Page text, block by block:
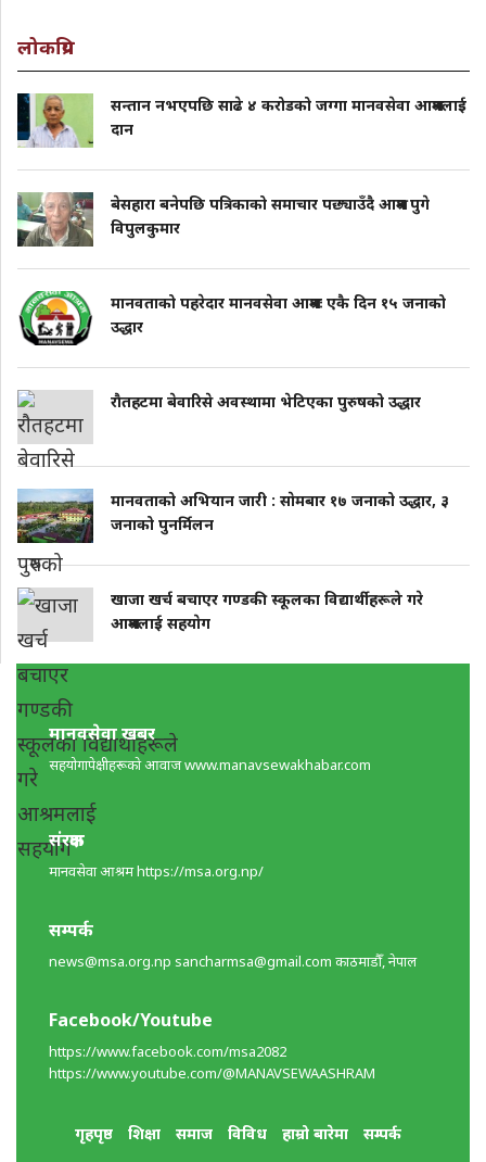
लोकप्रिय
सन्तान नभएपछि साढे ४ करोडको जग्गा मानवसेवा आश्रमलाई
दान
बेसहारा बनेपछि पत्रिकाको समाचार पछ्याउँदै आश्रम पुगे
विपुलकुमार
मानवताको पहरेदार मानवसेवा आश्रमः एकै दिन १५ जनाको
उद्धार
राैतहटमा बेवारिसे अवस्थामा भेटिएका पुरुषको उद्धार
मानवताको अभियान जारी : साेमबार १७ जनाको उद्धार, ३
जनाको पुनर्मिलन
खाजा खर्च बचाएर गण्डकी स्कूलका विद्यार्थीहरूले गरे
आश्रमलाई सहयाेग
मानवसेवा खबर
सहयोगापेक्षीहरूकाे आवाज www.manavsewakhabar.com
संरक्षक
मानवसेवा आश्रम https://msa.org.np/
सम्पर्क
news@msa.org.np sancharmsa@gmail.com काठमाडाैँ, नेपाल
Facebook/Youtube
https://www.facebook.com/msa2082
https://www.youtube.com/@MANAVSEWAASHRAM
गृहपृष्ठ शिक्षा समाज विविध हाम्रो बारेमा
सम्पर्क